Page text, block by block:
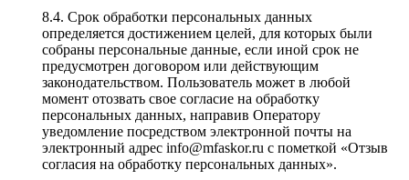
Срок обработки персональных данных
определяется достижением целей, для которых были
собраны персональные данные, если иной срок не
предусмотрен договором или действующим
законодательством. Пользователь может в любой
момент отозвать свое согласие на обработку
персональных данных, направив Оператору
уведомление посредством электронной почты на
электронный адрес info@mfaskor.ru с пометкой «Отзыв
согласия на обработку персональных данных».